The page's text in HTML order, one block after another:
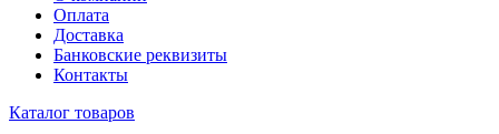
Оплата
Доставка
Банковские реквизиты
Контакты
Каталог товаров